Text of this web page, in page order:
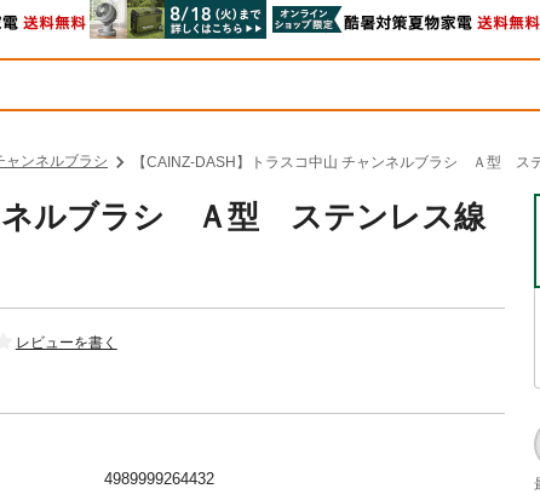
ャンネルブラシ 【CAINZ-DASH】トラスコ中山 チャンネルブラシ Ａ型 ス
ネルブラシ Ａ型 ステンレス線
レビューを書く
4989999264432